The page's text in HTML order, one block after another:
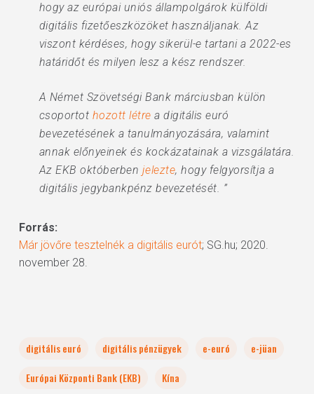
hogy az európai uniós állampolgárok külföldi
digitális fizetőeszközöket használjanak. Az
viszont kérdéses, hogy sikerül-e tartani a 2022-es
határidőt és milyen lesz a kész rendszer.
A Német Szövetségi Bank márciusban külön
csoportot hozott létre a digitális euró
bevezetésének a tanulmányozására, valamint
annak előnyeinek és kockázatainak a vizsgálatára.
Az EKB októberben jelezte, hogy felgyorsítja a
digitális jegybankpénz bevezetését. ”
Forrás:
Már jövőre tesztelnék a digitális eurót; SG.hu; 2020.
november 28.
digitális euró digitális pénzügyek e-euró
e-jüan
Európai Központi Bank (EKB)
Kína